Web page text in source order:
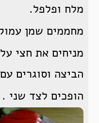
מלח ופלפל.
מחממים שמן
מניחים את חצי
הביצה וסוגרים
הופכים לצד שני